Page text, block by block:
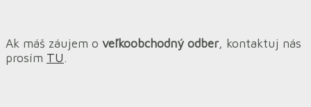
Ak máš záujem o veľkoobchodný odber, kontaktuj nás
prosím TU.